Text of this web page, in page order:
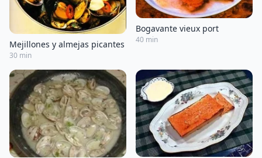
Mejillones y almejas picantes
30 min
Bogavante vieux port
40 min